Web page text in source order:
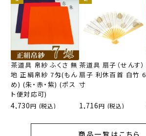
茶道具 帛紗 ふくさ 無
地 正絹帛紗 7匁(もん
め) (朱・赤・紫) (ポス
ト便対応可)
4,730 (税込)
茶道具 扇子（せんす）
扇子 利休百首 白竹 6
寸
1,716 (税込)